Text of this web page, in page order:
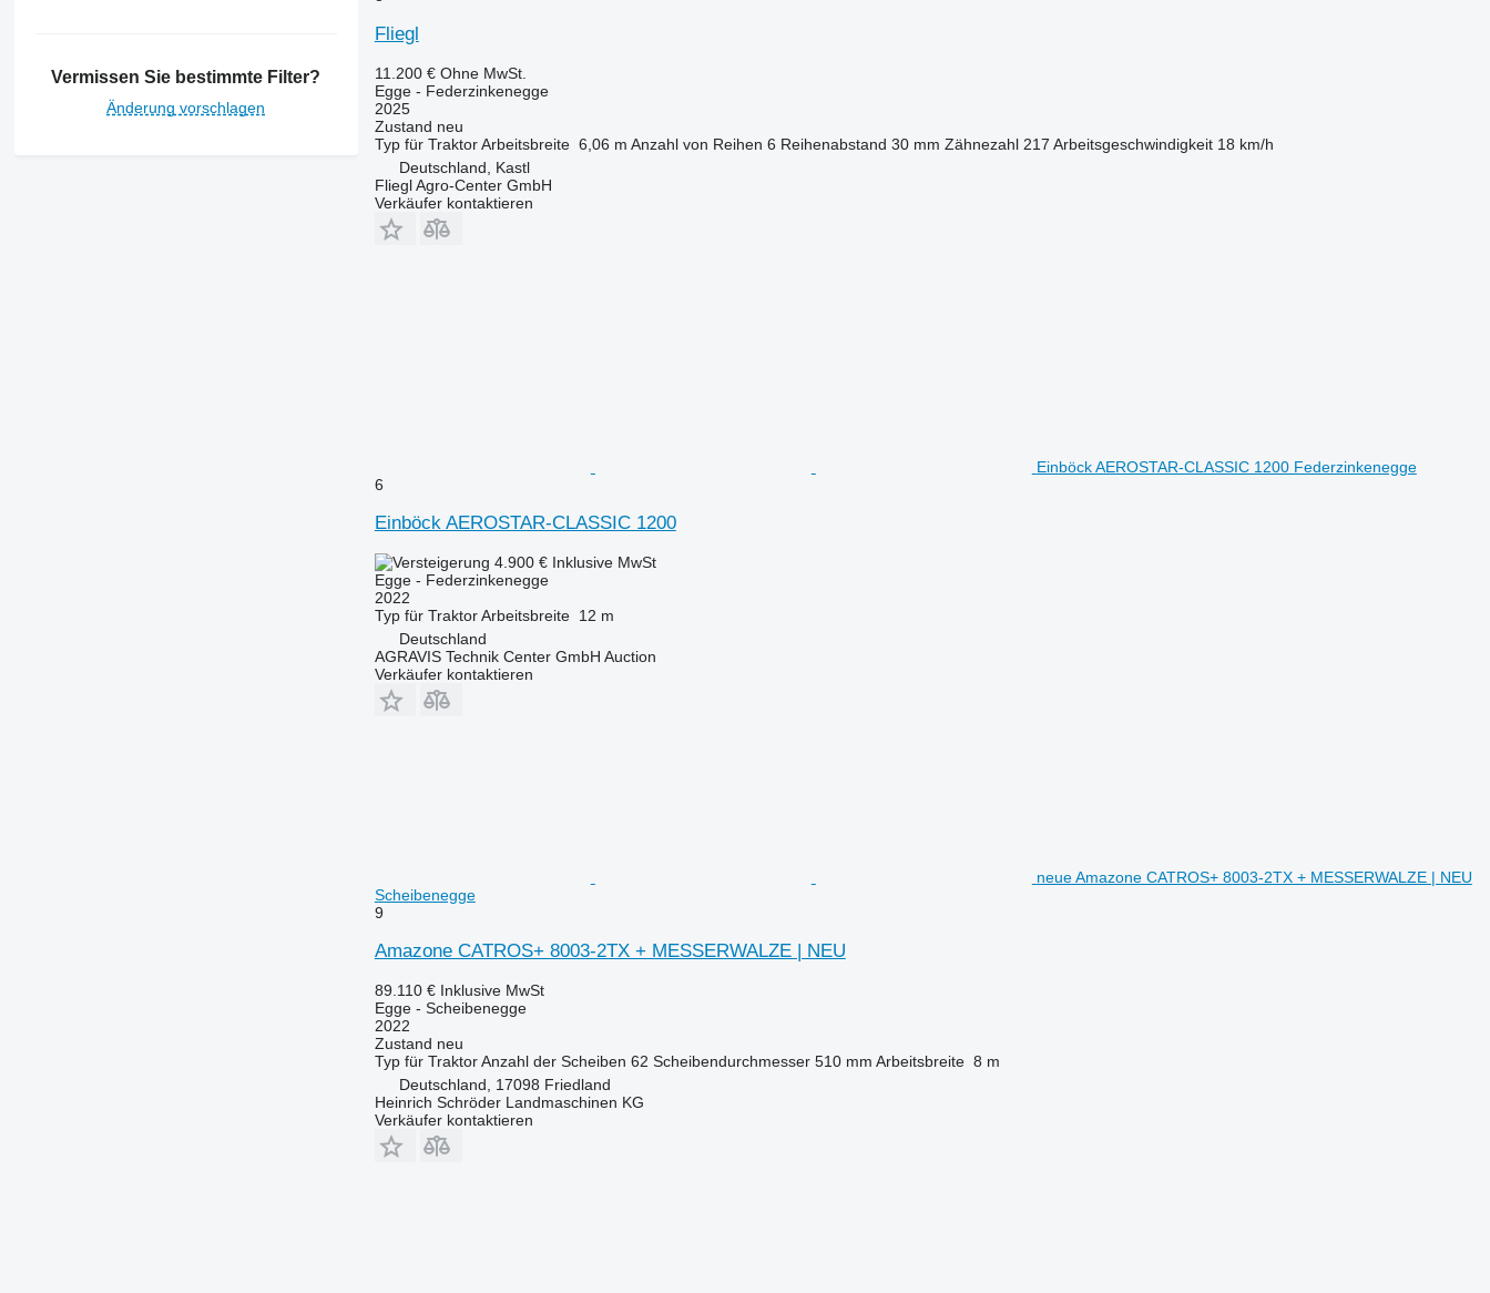
Vermissen Sie bestimmte Filter?
Änderung vorschlagen
Fliegl
11.200 € Ohne MwSt.
Egge - Federzinkenegge
2025
Zustand neu
Typ für Traktor Arbeitsbreite 6,06 m Anzahl von Reihen 6 Reihenabstand 30 mm Zähnezahl 217 Arbeitsgeschwindigkeit 18 km/h
Deutschland, Kastl
Fliegl Agro-Center GmbH
Verkäufer kontaktieren
Einböck AEROSTAR-CLASSIC 1200 Federzinkenegge
6
Einböck AEROSTAR-CLASSIC 1200
4.900 € Inklusive MwSt
Egge - Federzinkenegge
2022
Typ für Traktor Arbeitsbreite 12 m
Deutschland
AGRAVIS Technik Center GmbH Auction
Verkäufer kontaktieren
neue Amazone CATROS+ 8003-2TX + MESSERWALZE | NEU
Scheibenegge
9
Amazone CATROS+ 8003-2TX + MESSERWALZE | NEU
89.110 € Inklusive MwSt
Egge - Scheibenegge
2022
Zustand neu
Typ für Traktor Anzahl der Scheiben 62 Scheibendurchmesser 510 mm Arbeitsbreite 8 m
Deutschland, 17098 Friedland
Heinrich Schröder Landmaschinen KG
Verkäufer kontaktieren